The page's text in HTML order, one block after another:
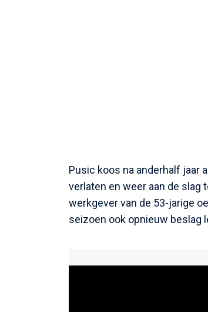
Pusic koos na anderhalf jaar
verlaten en weer aan de slag
werkgever van de 53-jarige
seizoen ook opnieuw beslag